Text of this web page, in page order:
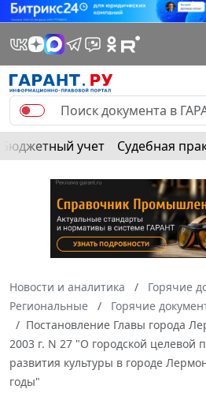
Бюджетный учет Судебная
Новости и аналитика
Горячие
Региональные
Горячие
Постановление Главы города
2003 г. N 27 "О городской целевой
развития культуры в городе
годы"